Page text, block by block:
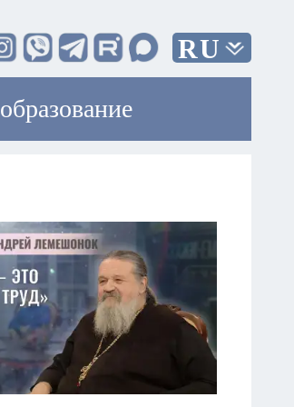
RU
образование